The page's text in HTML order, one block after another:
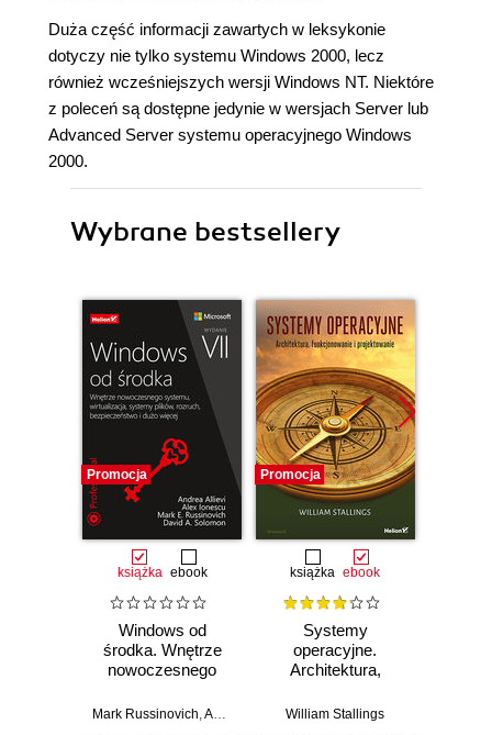
Duża część informacji zawartych w leksykonie
dotyczy nie tylko systemu Windows 2000, lecz
również wcześniejszych wersji Windows NT. Niektóre
z poleceń są dostępne jedynie w wersjach Server lub
Advanced Server systemu operacyjnego Windows
2000.
Wybrane bestsellery
Promocja
książka ebook
Windows od
środka. Wnętrze
nowoczesnego
wirtualizacja,
Mark Russinovich,Andrea Allievi ,Alex Ionescu,David Solomon
Promocja
książka ebook
Systemy
operacyjne.
Architektura,
projektowanie.
William Stallings